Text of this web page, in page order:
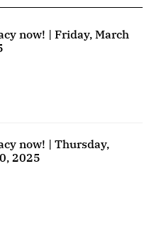
now! | Friday, March
now! | Thursday,
2025